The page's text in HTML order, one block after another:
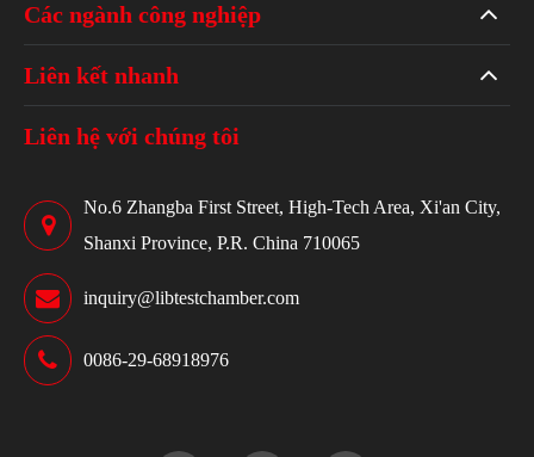
Các ngành công nghiệp
Liên kết nhanh
Liên hệ với chúng tôi
No.6 Zhangba First Street, High-Tech Area, Xi'an City,
Shanxi Province, P.R. China 710065
inquiry@libtestchamber.com
0086-29-68918976